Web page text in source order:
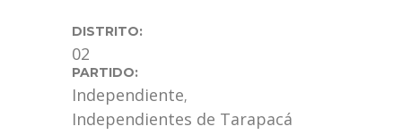
DISTRITO:
02
PARTIDO:
Independiente,
Independientes de Tarapacá